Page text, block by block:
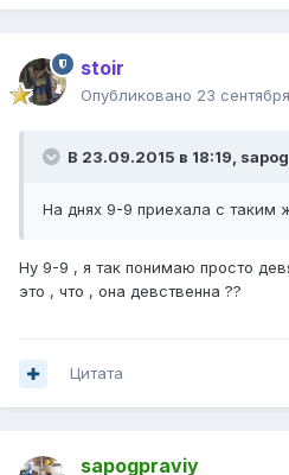
stoir
Опубликовано 23
В 23.09.2015 в 18:19,
На днях 9-9 приехала с таким
Ну 9-9 , я так понимаю просто
это , что , она девственна ??
Цитата
sapogpraviy